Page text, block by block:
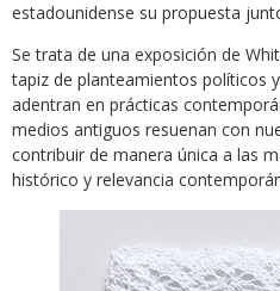
estadounidense su propuesta
Se trata de una exposición de
tapiz de planteamientos políticos
adentran en prácticas
medios antiguos resuenan con
contribuir de manera única a las
histórico y relevancia